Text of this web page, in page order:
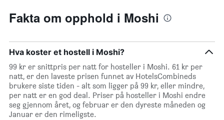
Fakta om opphold i Moshi
Hva koster et hostell i Moshi?
99 kr er snittpris per natt for hosteller i Moshi. 61 kr per
natt, er den laveste prisen funnet av HotelsCombineds
brukere siste tiden - alt som ligger på 99 kr, eller mindre,
per natt er en god deal. Priser på hosteller i Moshi endre
seg gjennom året, og februar er den dyreste måneden og
Januar er den rimeligste.